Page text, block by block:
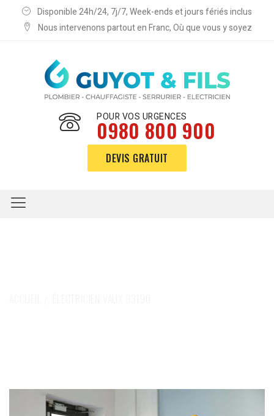
Disponible 24h/24, 7j/7, Week-ends et jours fériés inclus
Nous intervenons partout en Franc, Où que vous y soyez
POUR VOS URGENCES
0980 800 900
DEVIS GRATUIT